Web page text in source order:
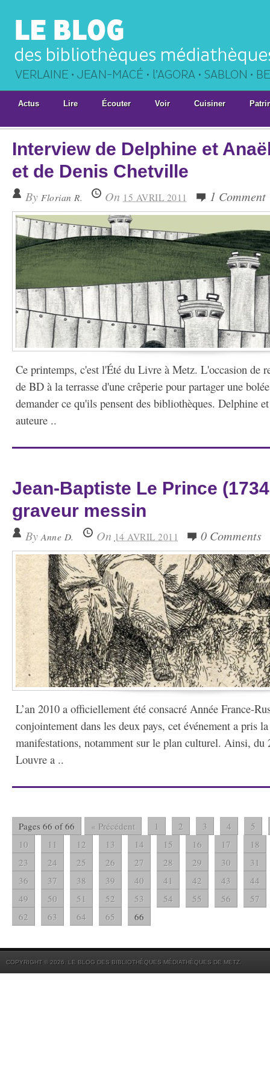
Actus Lire Écouter Voir Cuisiner
Interview de Delphine et
et de Denis Chetville
By Florian R. On 15 AVRIL 2011 1 Comment
Ce printemps, c'est l'Été du Livre à Metz. L'occasion de
de BD à la terrasse d'une crêperie pour partager une
demander ce qu'ils pensent des bibliothèques. Delphine
auteure ..
Jean-Baptiste Le Prince
graveur messin
By Anne D. On 14 AVRIL 2011 0 Comments
L’an 2010 a officiellement été consacré Année France-
conjointement dans les deux pays, cet événement a pris
manifestations, notamment sur le plan culturel. Ainsi, du
Louvre a ..
Pages 66 of 66 « Précédent 1 2 3 4
5
10
11 12 13 14 15 16 17
18
23
24 25 26 27 28 29 30
31
36
37 38 39 40 41 42 43
44
49
50 51 52 53 54 55 56
57
62
63 64 65 66
COPYRIGHT © 2026. LE BLOG DES BIBLIOTHÈQUES MÉDIATHÈQUES DE METZ.